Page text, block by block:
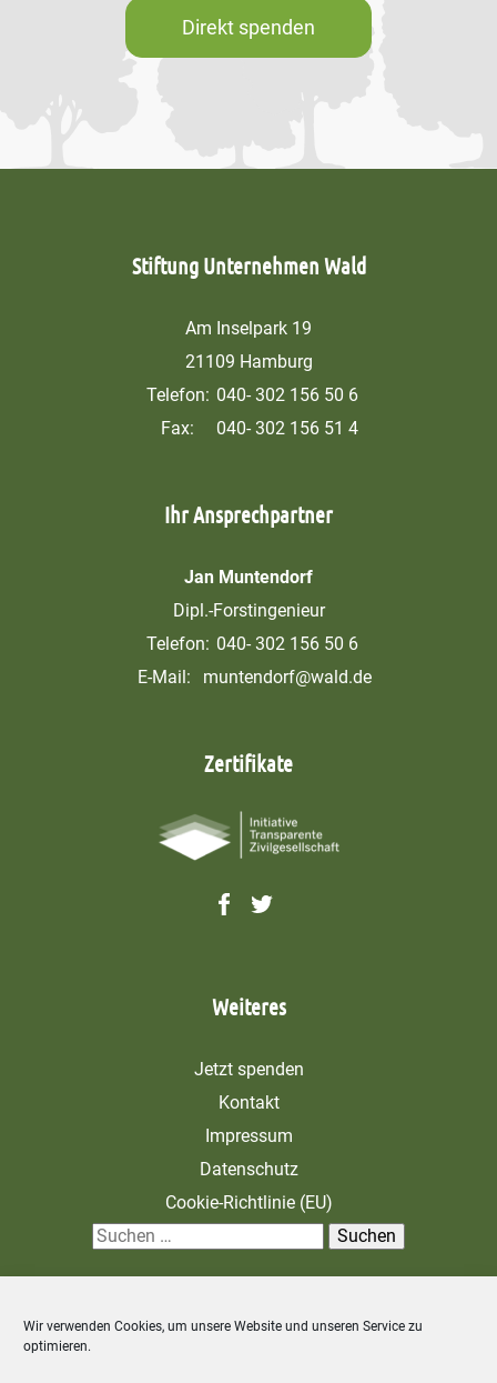
Wir verwenden Cookies, um unsere Website und unseren Service zu
optimieren.
Direkt spenden
Stiftung Unternehmen Wald
Am Inselpark 19
21109 Hamburg
Telefon: 040- 302 156 50 6
Fax:
040- 302 156 51 4
Ihr Ansprechpartner
Jan Muntendorf
Dipl.-Forstingenieur
Telefon: 040- 302 156 50 6
E-Mail:
muntendorf@wald.de
Zertifikate
Weiteres
Jetzt spenden
Kontakt
Impressum
Datenschutz
Cookie-Richtlinie (EU)
S
h